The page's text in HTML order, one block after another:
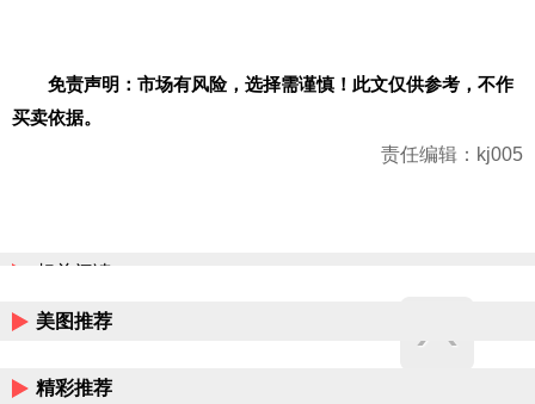
免责声明：市场有风险，选择需谨慎！此文仅供参考，不作
买卖依据。
责任编辑：kj005
相关阅读
美图推荐
精彩推荐